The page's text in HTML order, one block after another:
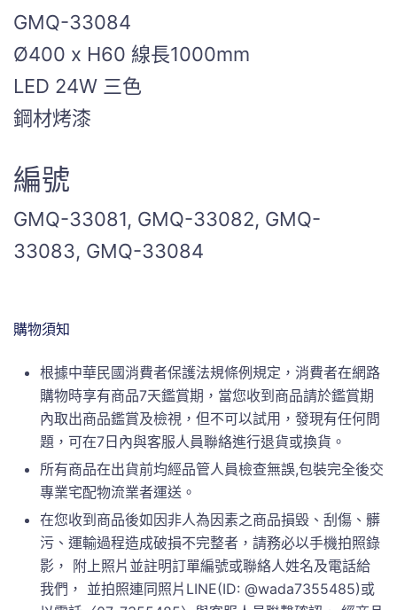
GMQ-33084
Ø400 x H60 線長1000mm
LED 24W 三色
鋼材烤漆
編號
GMQ-33081, GMQ-33082, GMQ-
33083, GMQ-33084
購物須知
根據中華民國消費者保護法規條例規定，消費者在網路
購物時享有商品7天鑑賞期，當您收到商品請於鑑賞期
內取出商品鑑賞及檢視，但不可以試用，發現有任何問
題，可在7日內與客服人員聯絡進行退貨或換貨。
所有商品在出貨前均經品管人員檢查無誤,包裝完全後交
專業宅配物流業者運送。
在您收到商品後如因非人為因素之商品損毀、刮傷、髒
污、運輸過程造成破損不完整者，請務必以手機拍照錄
影， 附上照片並註明訂單編號或聯絡人姓名及電話給
我們， 並拍照連同照片LINE(ID: @wada7355485)或